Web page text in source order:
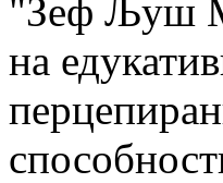
"Зеф Љуш
на